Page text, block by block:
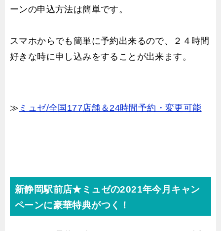
ーンの申込方法は簡単です。
スマホからでも簡単に予約出来るので、２４時間
好きな時に申し込みをすることが出来ます。
≫ ミュゼ/全国177店舗＆24時間予約・変更可能
新静岡駅前店★ミュゼの2021年今月キャン
ペーンに豪華特典がつく！